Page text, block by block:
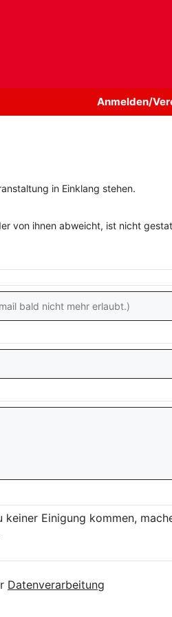
Anmelden/
in Einklang stehen.
von ihnen abweicht, ist nicht
Einigung kommen,
Datenverarbeitung